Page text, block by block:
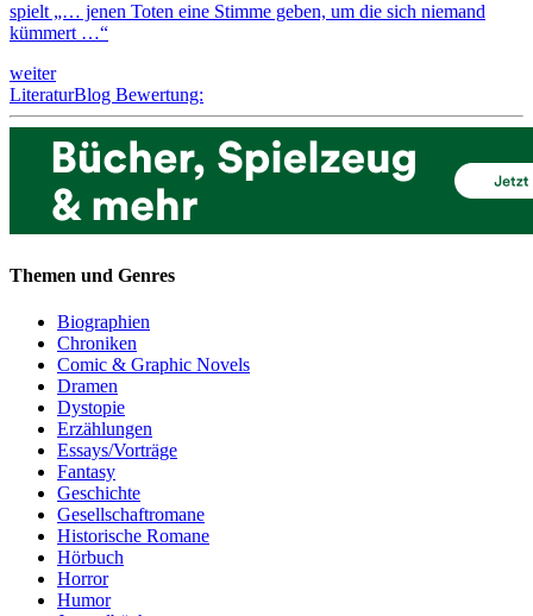
spielt „… jenen Toten eine Stimme geben, um die sich niemand
kümmert …“
weiter
LiteraturBlog Bewertung:
Themen und Genres
Biographien
Chroniken
Comic & Graphic Novels
Dramen
Dystopie
Erzählungen
Essays/Vorträge
Fantasy
Geschichte
Gesellschaftromane
Historische Romane
Hörbuch
Horror
Humor